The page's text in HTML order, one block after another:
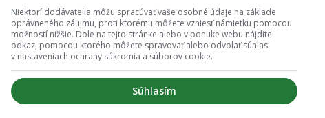
aplikácie ako 2D Heart, 4D Heart, Trace AI či AI
srdcových komôr a prietok krvi. Tieto
údaje v kratšom čase, čo umožňuje efektívnejšie
Niektorí dodávatelia môžu spracúvať vaše osobné údaje na základe
oprávneného záujmu, proti ktorému môžete vzniesť námietku pomocou
možností nižšie. Dole na tejto stránke alebo v ponuke webu nájdite
odkaz, pomocou ktorého môžete spravovať alebo odvolať súhlas
v nastaveniach ochrany súkromia a súborov cookie.
Súhlasím